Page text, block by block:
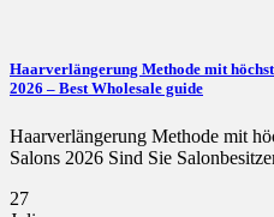
Haarverlängerung Methode mit
2026 – Best Wholesale guide
Haarverlängerung Methode mit
Salons 2026 Sind Sie
27